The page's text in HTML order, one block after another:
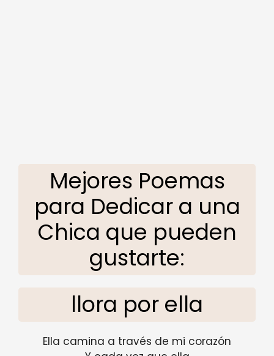
Mejores Poemas
para Dedicar a una
Chica que pueden
gustarte:
llora por ella
Ella camina a través de mi corazón